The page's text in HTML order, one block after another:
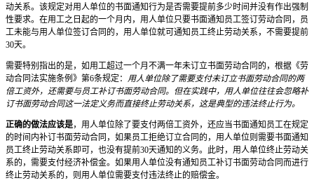
动关系。该规定对用人单位的书面通知行为是否需要提前多少时间并没有作出强制
性要求。在用工之日起的一个月内，用人单位只要书面通知员工签订劳动合同，员
工未能与用人单位签订合同的，用人单位就可通知员工终止劳动关系，不需要提前
30天。
需要特别指出的是，如用工超过一个月不满一年未订立书面劳动合同的，根据《劳
动合同法实施条例》第6条规定： 用人单位除了需要支付未订立书面劳动合同的两
倍工资外，还需要与员工补订书面劳动合同。但在实践中，用人单位往往会忽略补
订书面劳动合同这一法定义务而直接终止劳动关系，这是典型的违法终止行为。
正确的做法应该是，用人单位除了要支付两倍工资外，还应当书面通知员工在规定
的时间内补订书面劳动合同，如果员工拒绝订立合同的，用人单位则需要书面通知
员工终止劳动关系即可，也没有提前30天通知的义务。此时，用人单位终止劳动关
系的，需要支付经济补偿金。如果用人单位没有通知员工补订书面劳动合同而进行
终止劳动关系的，则用人单位需要支付违法终止的赔偿金。